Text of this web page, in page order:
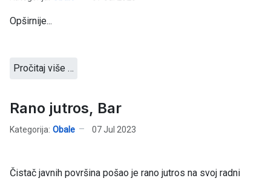
Opširnije...
Pročitaj više …
Rano jutros, Bar
Kategorija: Obale 07 Jul 2023
Čistač javnih površina pošao je rano jutros na svoj radni